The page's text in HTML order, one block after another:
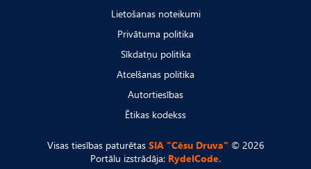
Lietošanas noteikumi
Privātuma politika
Sīkdatņu politika
Atcelšanas politika
Autortiesības
Ētikas kodekss
Visas tiesības paturētas SIA "Cēsu Druva" © 2026
Portālu izstrādāja: RydelCode.